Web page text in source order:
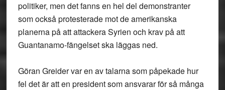
politiker, men det fanns en hel del demonstranter
som också protesterade mot de amerikanska
planerna på att attackera Syrien och krav på att
Guantanamo-fängelset ska läggas ned.
Göran Greider var en av talarna som påpekade hur
fel det är att en president som ansvarar för så många